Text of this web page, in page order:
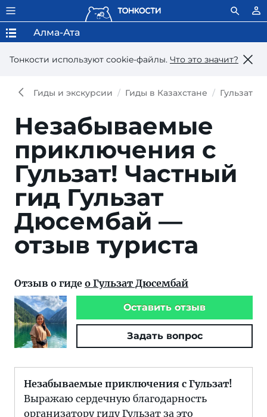
Тонкости используют сookie-файлы. Что это значит?
Алма-Ата
Гиды и экскурсии Гиды в Казахстане Гульзат
Незабываемые
приключения с
Гульзат! Частный
гид Гульзат
Дюсембай —
отзыв туриста
Отзыв о гиде о Гульзат Дюсембай
Оставить отзыв
Задать вопрос
Незабываемые приключения с Гульзат!
Выражаю сердечную благодарность
организатору гиду Гульзат за это